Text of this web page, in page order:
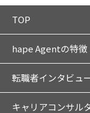
TOP
hape Agentの特徴
転職者インタビュ
キャリアコンサル